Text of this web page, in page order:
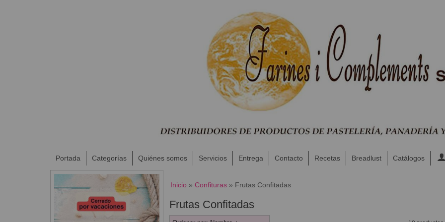
Portada Categorías Quiénes somos Servicios Entrega Contacto Recetas Breadlust Catálogos
Inicio » Confituras» Frutas Confitadas
Frutas Confitadas